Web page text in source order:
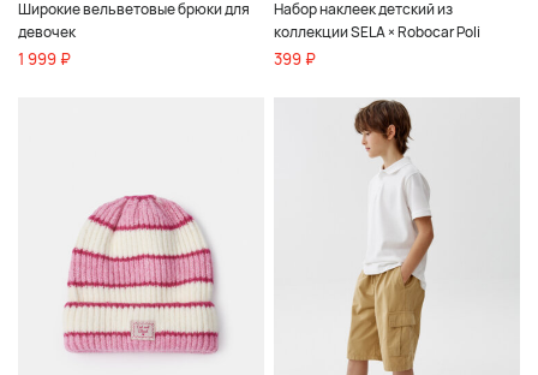
Широкие вельветовые брюки для
девочек
1 999 ₽
Набор наклеек детский из
коллекции SELA × Robocar Poli
399 ₽